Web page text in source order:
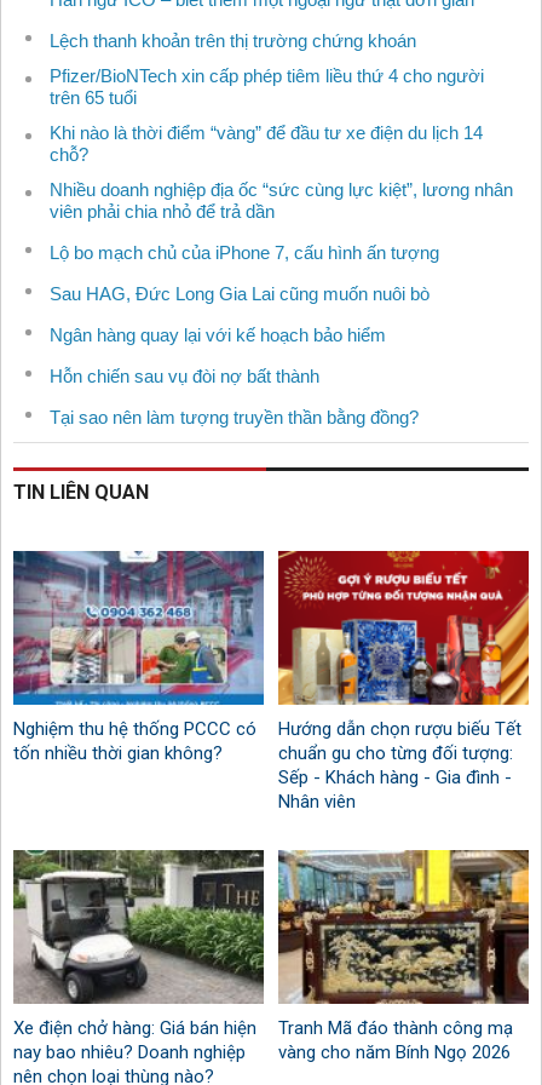
Lệch thanh khoản trên thị trường chứng khoán
Pfizer/BioNTech xin cấp phép tiêm liều thứ 4 cho người
trên 65 tuổi
Khi nào là thời điểm “vàng” để đầu tư xe điện du lịch 14
chỗ?
Nhiều doanh nghiệp địa ốc “sức cùng lực kiệt”, lương nhân
viên phải chia nhỏ để trả dần
Lộ bo mạch chủ của iPhone 7, cấu hình ấn tượng
Sau HAG, Đức Long Gia Lai cũng muốn nuôi bò
Ngân hàng quay lại với kế hoạch bảo hiểm
Hỗn chiến sau vụ đòi nợ bất thành
Tại sao nên làm tượng truyền thần bằng đồng?
TIN LIÊN QUAN
Nghiệm thu hệ thống PCCC có
tốn nhiều thời gian không?
Hướng dẫn chọn rượu biếu Tết
chuẩn gu cho từng đối tượng:
Sếp - Khách hàng - Gia đình -
Nhân viên
Xe điện chở hàng: Giá bán hiện
nay bao nhiêu? Doanh nghiệp
nên chọn loại thùng nào?
Tranh Mã đáo thành công mạ
vàng cho năm Bính Ngọ 2026